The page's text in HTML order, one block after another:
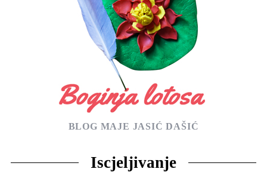
BLOG MAJE JASIĆ DAŠIĆ
Iscjeljivanje